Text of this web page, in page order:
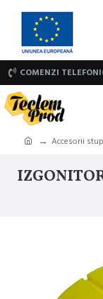
COMENZI
Accesorii